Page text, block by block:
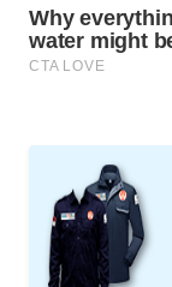
MAWAKA
ID
NET
PLN
WATCH